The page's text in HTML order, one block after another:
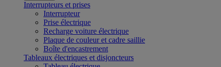
Interrupteurs et prises
Interrupteur
Prise électrique
Recharge voiture électrique
Plaque de couleur et cadre saillie
Boîte d'encastrement
Tableaux électriques et disjoncteurs